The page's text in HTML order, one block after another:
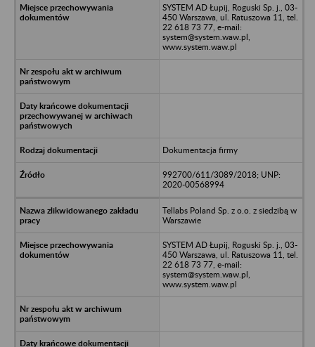
SYSTEM AD Łupij, Roguski Sp. j., 03-
450 Warszawa, ul. Ratuszowa 11, tel.
22 618 73 77, e-mail:
system@system.waw.pl,
www.system.waw.pl
Dokumentacja firmy
992700/611/3089/2018; UNP:
2020-00568994
Tellabs Poland Sp. z o.o. z siedzibą w
Warszawie
SYSTEM AD Łupij, Roguski Sp. j., 03-
450 Warszawa, ul. Ratuszowa 11, tel.
22 618 73 77, e-mail:
system@system.waw.pl,
www.system.waw.pl